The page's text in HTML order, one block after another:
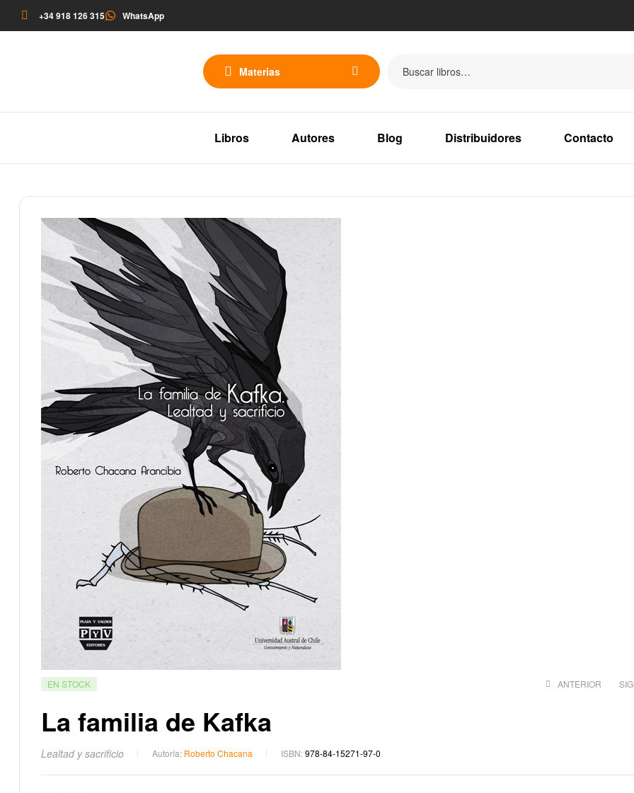
+34 918 126 315 WhatsApp
Materias
Libros Autores Blog Distribuidores Contacto
EN STOCK ANTERIOR
La familia de Kafka
Lealtad y sacrificio Autoría: Roberto Chacana ISBN:978-84-15271-97-0